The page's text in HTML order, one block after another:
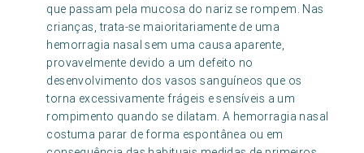
que passam pela mucosa do nariz se rompem. Nas
crianças, trata-se maioritariamente de uma
hemorragia nasal sem uma causa aparente,
provavelmente devido a um defeito no
desenvolvimento dos vasos sanguíneos que os
torna excessivamente frágeis e sensíveis a um
rompimento quando se dilatam. A hemorragia nasal
costuma parar de forma espontânea ou em